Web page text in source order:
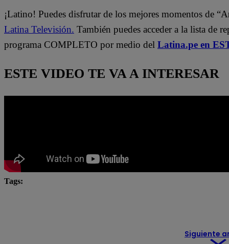
¡Latino! Puedes disfrutar de los mejores momentos de
Latina Televisión. También puedes acceder a la lista de
programa COMPLETO por medio del Latina.pe en
ESTE VIDEO TE VA A INTERESAR
Tags:
Siguiente